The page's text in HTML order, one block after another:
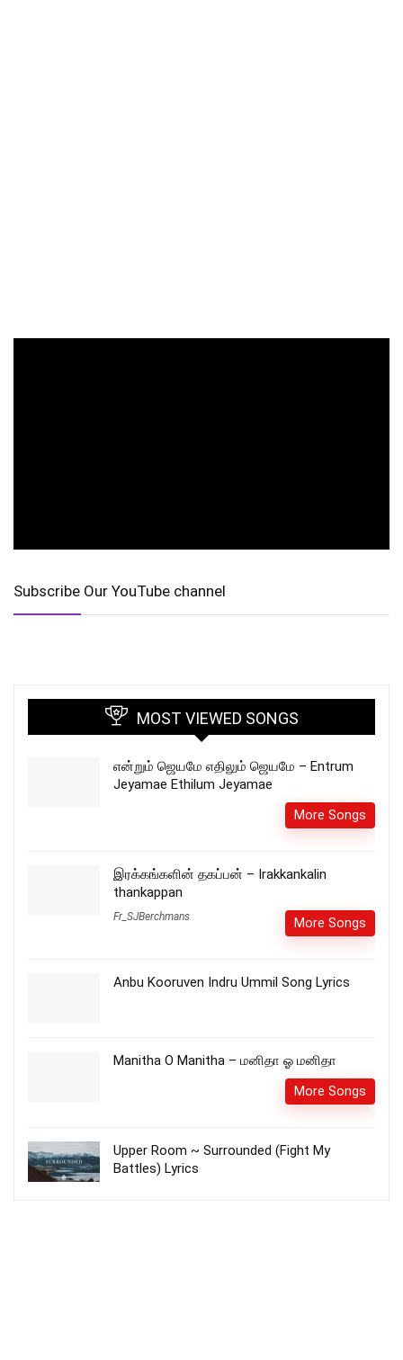
Subscribe Our YouTube channel
MOST VIEWED SONGS
என்றும் ஜெயமே எதிலும் ஜெயமே – Entrum
Jeyamae Ethilum Jeyamae
More Songs
இரக்கங்களின் தகப்பன் – Irakkankalin
thankappan
Fr_SJBerchmans More Songs
Anbu Kooruven Indru Ummil Song Lyrics
Manitha O Manitha – மனிதா ஓ மனிதா
More Songs
Upper Room ~ Surrounded (Fight My
Battles) Lyrics